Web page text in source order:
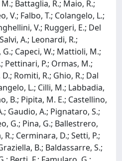
Battaglia, R.; Maio, R.;
V.; Falbo, T.; Colangelo, L.;
V.; Ruggeri, E.; Del
A.; Leonardi, R.;
Capeci, W.; Mattioli, M.;
Pettinari, P.; Ormas, M.;
Romiti, R.; Ghio, R.; Dal
L.; Cilli, M.; Labbadia,
B.; Pipita, M. E.; Castellino,
Gaudio, A.; Pignataro, S.;
G.; Pina, G.; Ballestrero,
R.; Cerminara, D.; Setti, P.;
B.; Baldassarre, S.;